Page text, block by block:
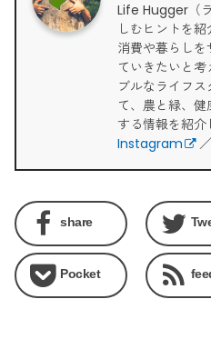
Life Hugger（
しむヒントを紹
消費や暮らし
ていきたいと
ブルなライフ
て、農と緑、
する情報を紹介
Instagram
／
share
Pocket